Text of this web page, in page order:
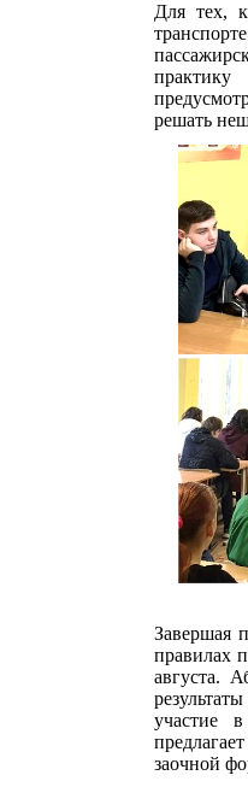
Для тех,
решать
Завершая
правилах
августа.
участие
заочной